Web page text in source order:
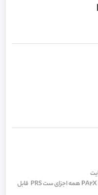
به دلایل فنی و محدودیت های دستگاه کیبورد PA2X همه اجزای ست PRS قابل